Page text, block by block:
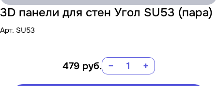
3D панели для стен Угол SU53 (пара)
Арт. SU53
479 руб. − +